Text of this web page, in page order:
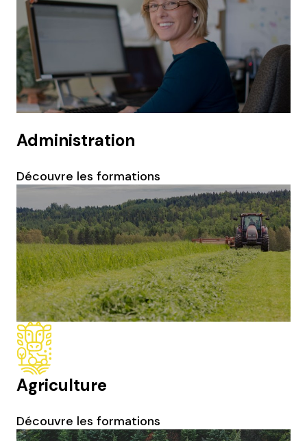
Administration
Découvre les formations
Agriculture
Découvre les formations